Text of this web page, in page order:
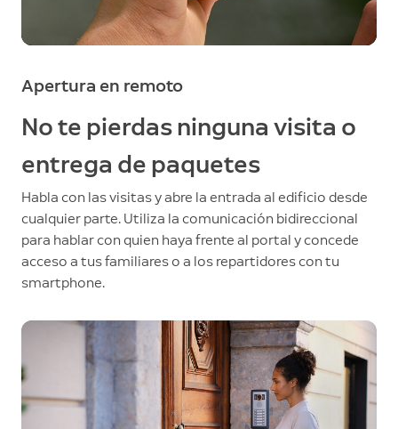
Apertura en remoto
No te pierdas ninguna visita o
entrega de paquetes
Habla con las visitas y abre la entrada al edificio desde
cualquier parte. Utiliza la comunicación bidireccional
para hablar con quien haya frente al portal y concede
acceso a tus familiares o a los repartidores con tu
smartphone.